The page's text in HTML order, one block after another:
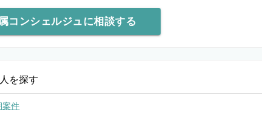
コンシェルジュに相談する
を探す
案件